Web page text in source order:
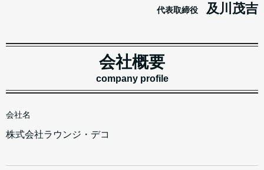
代表取締役 及川茂吉
会社概要
company profile
会社名
株式会社ラウンジ・デコ